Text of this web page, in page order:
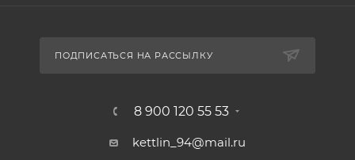
ПОДПИСАТЬСЯ НА РАССЫЛКУ
8 900 120 55 53
kettlin_94@mail.ru